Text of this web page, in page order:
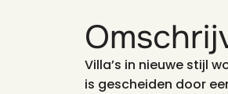
Villa’s in nieuwe stijl
is gescheiden door